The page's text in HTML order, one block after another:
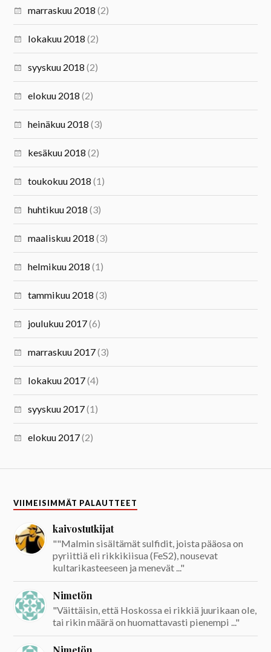
marraskuu 2018 (2)
lokakuu 2018 (2)
syyskuu 2018 (2)
elokuu 2018 (2)
heinäkuu 2018 (3)
kesäkuu 2018 (2)
toukokuu 2018 (1)
huhtikuu 2018 (3)
maaliskuu 2018 (3)
helmikuu 2018 (1)
tammikuu 2018 (3)
joulukuu 2017(6)
marraskuu 2017(3)
lokakuu 2017(4)
syyskuu 2017(1)
elokuu 2017(2)
VIIMEISIMMÄT PALAUTTEET
kaivostutkijat
""Malmin sisältämät sulfidit, joista pääosa on
pyriittiä eli rikkikiisua (FeS2), nousevat
kultarikasteeseen ja menevät ..."
Nimetön
"Väittäisin, että Hoskossa ei rikkiä juurikaan ole,
tai rikin määrä on huomattavasti pienempi ..."